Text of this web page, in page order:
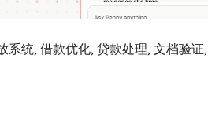
系统, 借款优化, 贷款处理, 文档验